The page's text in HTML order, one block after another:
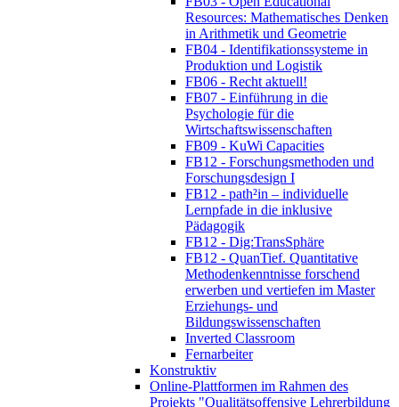
Resources: Mathematisches Denken
in Arithmetik und Geometrie
FB04 - Identifikationssysteme in
Produktion und Logistik
FB06 - Recht aktuell!
FB07 - Einführung in die
Psychologie für die
Wirtschaftswissenschaften
FB09 - KuWi Capacities
FB12 - Forschungsmethoden und
Forschungsdesign I
FB12 - path²in – individuelle
Lernpfade in die inklusive
Pädagogik
FB12 - Dig:TransSphäre
FB12 - QuanTief. Quantitative
Methodenkenntnisse forschend
erwerben und vertiefen im Master
Erziehungs- und
Bildungswissenschaften
Inverted Classroom
Fernarbeiter
Konstruktiv
Online-Plattformen im Rahmen des
Projekts "Qualitätsoffensive Lehrerbildung